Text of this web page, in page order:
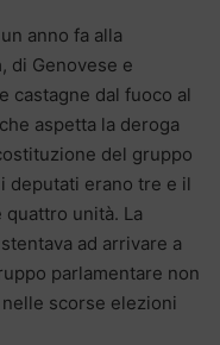
anno fa alla
, di Genovese e
castagne dal fuoco al
aspetta la deroga
del gruppo
deputati erano tre e il
quattro unità. La
ad arrivare a
parlamentare non
scorse elezioni